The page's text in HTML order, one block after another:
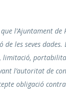
l’Ajuntament de
les seves
limitació,
l’autoritat de
obligació